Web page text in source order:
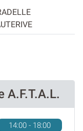
A.F.T.A.L.
14:00 - 18:00